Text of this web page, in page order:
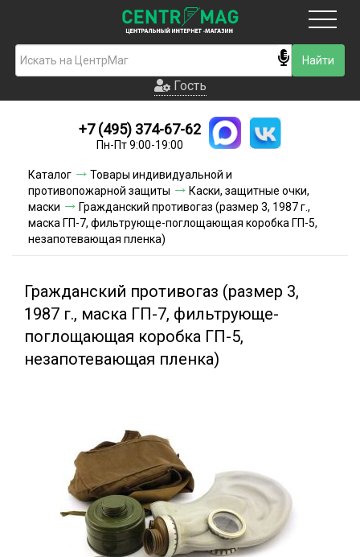
Гость
Новинки
Условия доставки
Условия оплаты
Контакты
Гость
+7 (495) 374-67-62
Пн-Пт 9:00-19:00
Каталог
Товары индивидуальной и
противопожарной защиты
Каски, защитные очки,
маски
Гражданский противогаз (размер 3, 1987 г.,
маска ГП-7, фильтрующе-поглощающая коробка ГП-5,
незапотевающая пленка)
Гражданский противогаз (размер 3,
1987 г., маска ГП-7, фильтрующе-
поглощающая коробка ГП-5,
незапотевающая пленка)